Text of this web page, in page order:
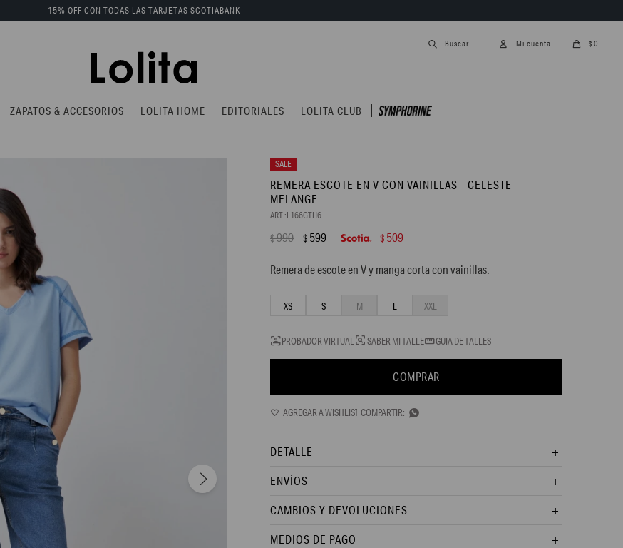
ZAPATOS & ACCESORIOS LOLITA HOME EDITORIALES LOLITA CLUB
$ 0
15% OFF CON TODAS LAS TARJETAS SCOTIABANK
REMERA ESCOTE EN V CON VAINILLAS - CELESTE
MELANGE
L166GTH6
$990 $ 599 $ 509
Remera de escote en V y manga corta con vainillas.
XS S M L XXL
PROBADOR VIRTUAL SABER MI TALLE GUIA DE TALLES
COMPRAR

DETALLE
ENVÍOS
CAMBIOS Y DEVOLUCIONES
MEDIOS DE PAGO